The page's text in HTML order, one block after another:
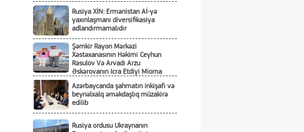
Rusiya XİN: Ermənistan Aİ-yə
yaxınlaşmanı diversifikasiya
adlandırmamalıdır
Şəmkir Rayon Mərkəzi
Xəstəxanasının Həkimi Ceyhun
Rəsulov Və Arvadı Arzu
Əskərovanın Icra Etdiyi Mioma
Ölümü Ilə Bağlı Şəmkir Rayon
Prokrurluğunda Araşdırma Aparılır
Azərbaycanda şahmatın inkişafı və
beynəlxalq əməkdaşlıq müzakirə
edilib
Rusiya ordusu Ukraynanın